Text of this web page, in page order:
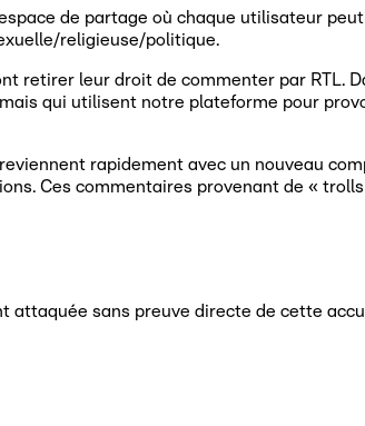
de partage où chaque utilisateur peut
religieuse/politique.
retirer leur droit de commenter par RTL.
qui utilisent notre plateforme pour
rapidement avec un nouveau
Ces commentaires provenant de «
attaquée sans preuve directe de cette